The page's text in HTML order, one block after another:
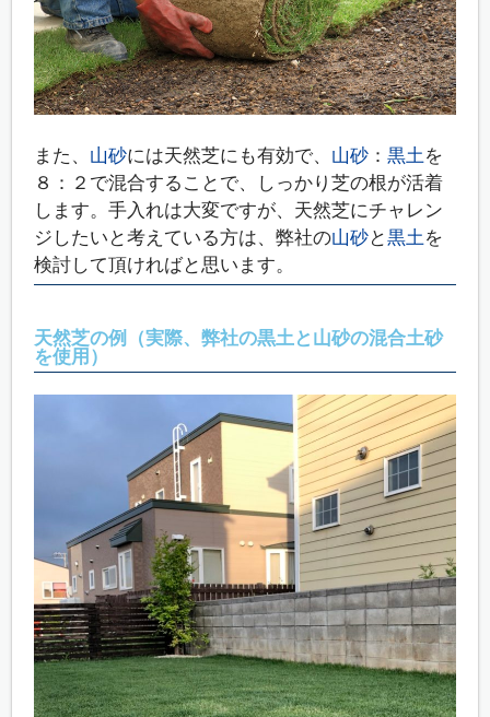
また、 山砂には天然芝にも有効で、 山砂 ： 黒土を
８：２で混合することで、しっかり芝の根が活着
します。手入れは大変ですが、天然芝にチャレン
ジしたいと考えている方は、弊社の山砂と黒土を
検討して頂ければと思います。
天然芝の例（実際、弊社の黒土と山砂の混合土砂
を使用）